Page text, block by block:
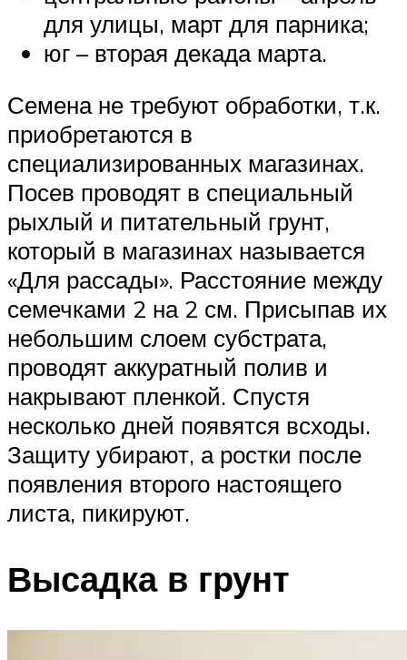
для улицы, март для парника;
юг – вторая декада марта.
Семена не требуют обработки, т.к.
приобретаются в
специализированных магазинах.
Посев проводят в специальный
рыхлый и питательный грунт,
который в магазинах называется
«Для рассады». Расстояние между
семечками 2 на 2 см. Присыпав их
небольшим слоем субстрата,
проводят аккуратный полив и
накрывают пленкой. Спустя
несколько дней появятся всходы.
Защиту убирают, а ростки после
появления второго настоящего
листа, пикируют.
Высадка в грунт